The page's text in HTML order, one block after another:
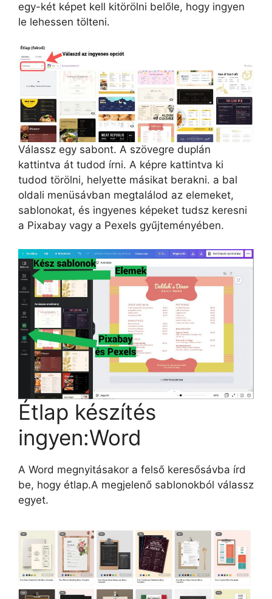
egy-két képet kell kitörölni belőle, hogy ingyen
le lehessen tölteni.
Válassz egy sabont. A szövegre duplán
kattintva át tudod írni. A képre kattintva ki
tudod törölni, helyette másikat berakni. a bal
oldali menüsávban megtalálod az elemeket,
sablonokat, és ingyenes képeket tudsz keresni
a Pixabay vagy a Pexels gyűjteményében.
Étlap készítés
ingyen:Word
A Word megnyitásakor a felső keresősávba írd
be, hogy étlap.A megjelenő sablonokból válassz
egyet.